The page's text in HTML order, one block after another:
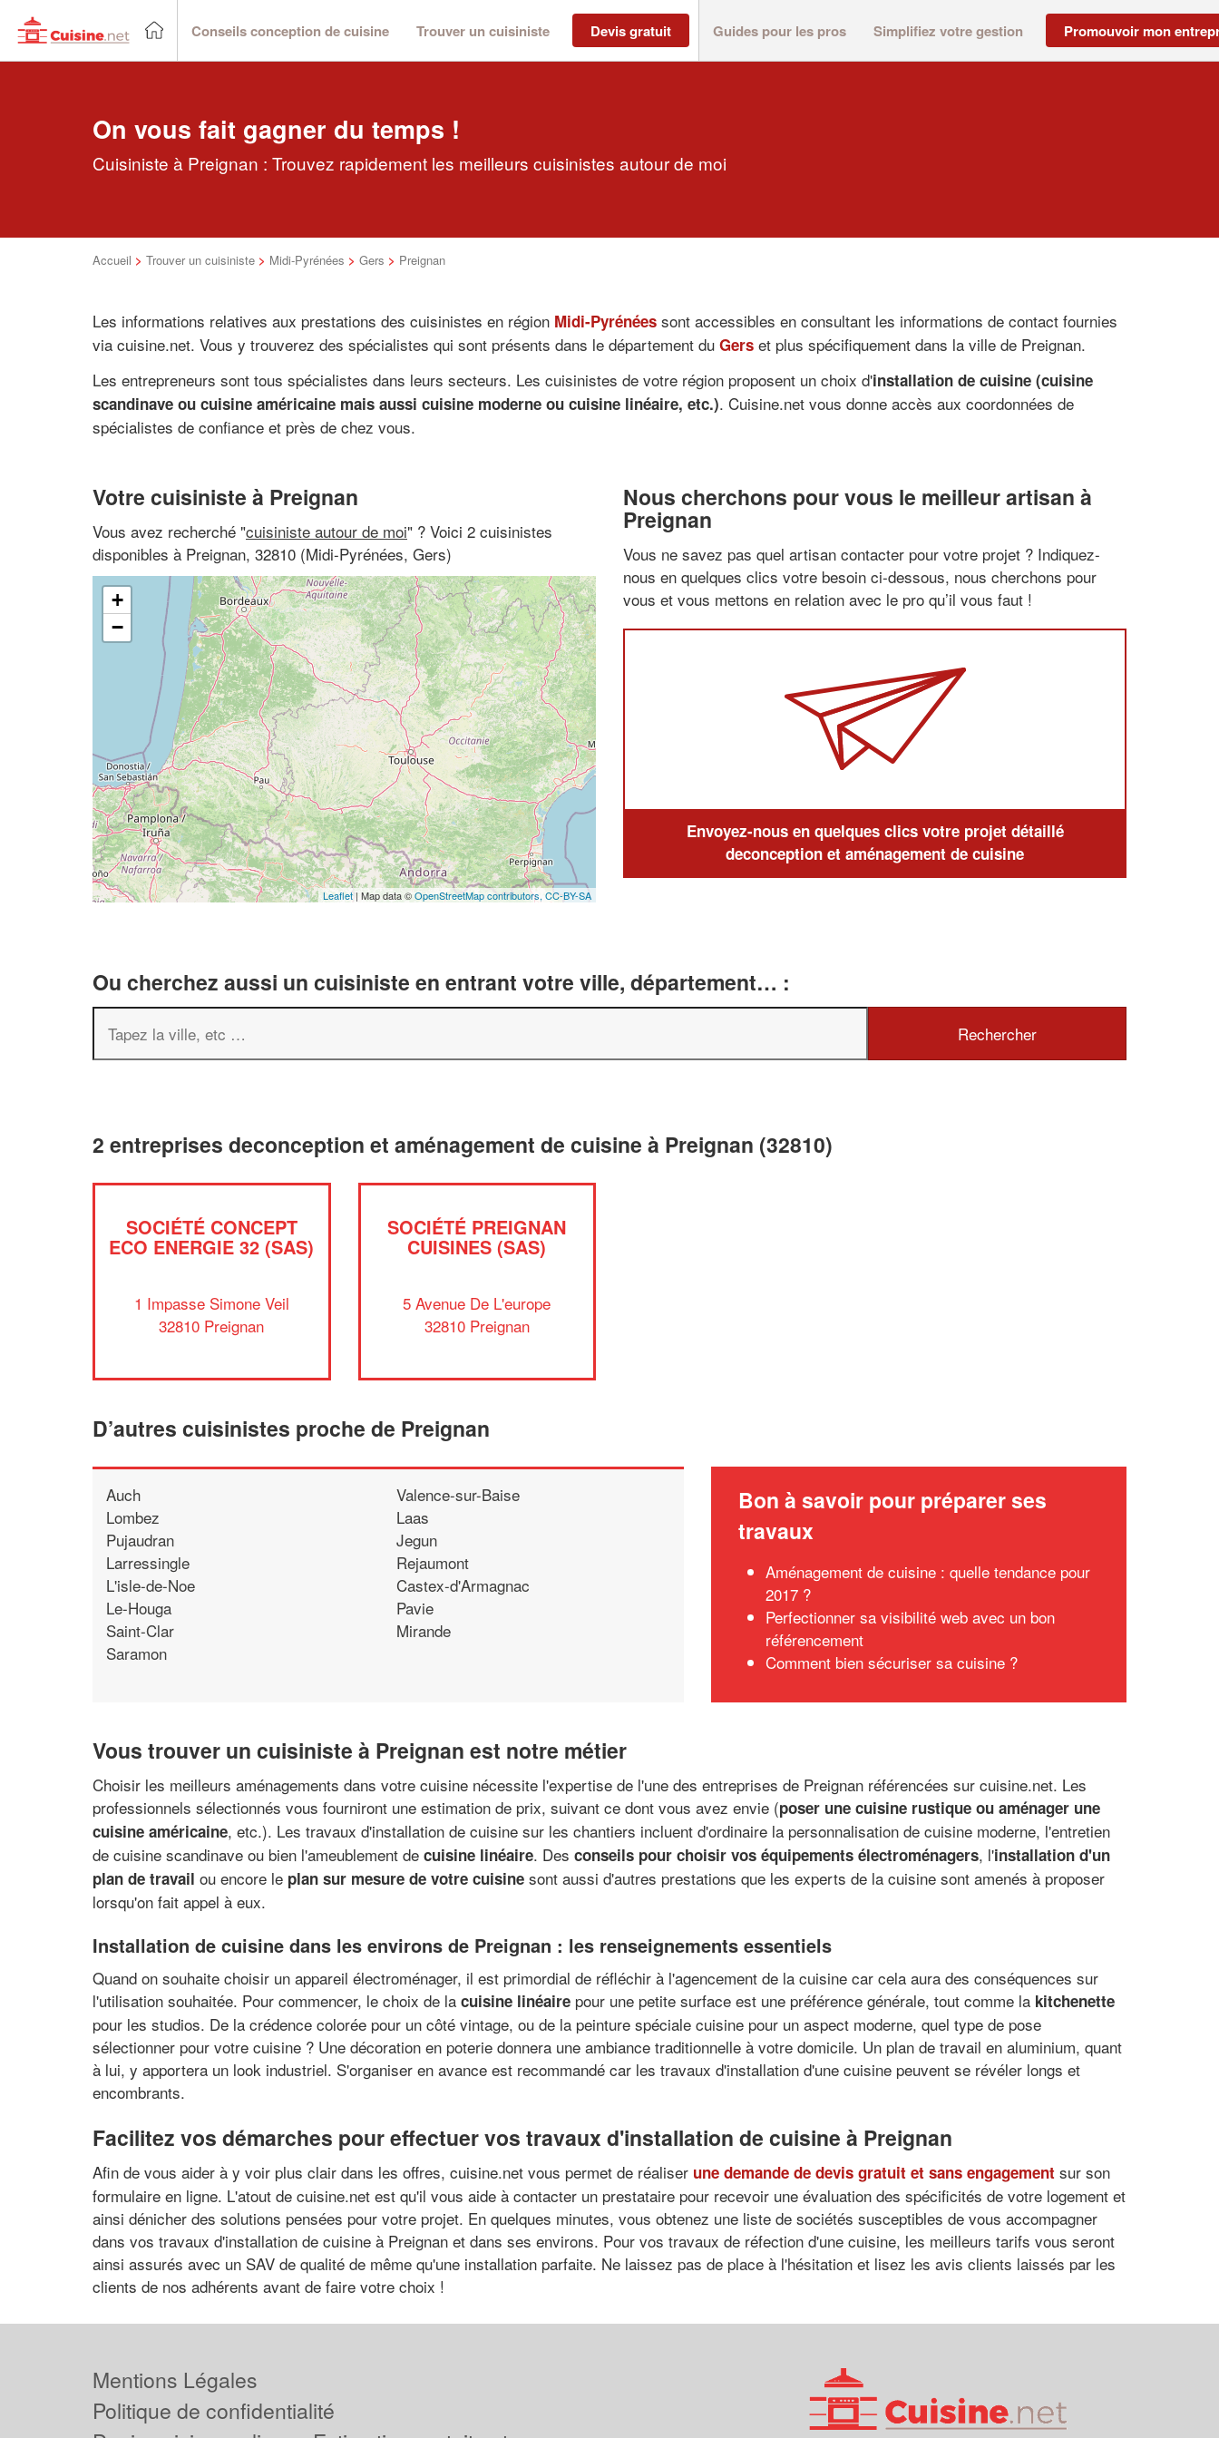
Conseils conception de cuisine Trouver un cuisiniste Devis gratuit Guides pour les pros Simplifiez votre gestion Promouvoir mon
On vous fait gagner du temps !
Cuisiniste à Preignan : Trouvez rapidement les meilleurs cuisinistes autour de moi
Accueil > Trouver un cuisiniste > Midi-Pyrénées > Gers > Preignan
Les informations relatives aux prestations des cuisinistes en région Midi-Pyrénées sont accessibles en consultant les informations de contact fournies
via cuisine.net. Vous y trouverez des spécialistes qui sont présents dans le département du Gers et plus spécifiquement dans la ville de Preignan.
Les entrepreneurs sont tous spécialistes dans leurs secteurs. Les cuisinistes de votre région proposent un choix d'installation de cuisine (cuisine
scandinave ou cuisine américaine mais aussi cuisine moderne ou cuisine linéaire, etc.). Cuisine.net vous donne accès aux coordonnées de
spécialistes de confiance et près de chez vous.
Votre cuisiniste à Preignan
Vous avez recherché "cuisiniste autour de moi" ? Voici 2 cuisinistes
disponibles à Preignan, 32810 (Midi-Pyrénées, Gers)
+
−
Leaflet| Map data ©OpenStreetMap contributors, CC-BY-SA
Nous cherchons pour vous le meilleur artisan à
Preignan
Vous ne savez pas quel artisan contacter pour votre projet ? Indiquez-
nous en quelques clics votre besoin ci-dessous, nous cherchons pour
vous et vous mettons en relation avec le pro qu’il vous faut !
Envoyez-nous en quelques clics votre projet détaillé
deconception et aménagement de cuisine
Ou cherchez aussi un cuisiniste en entrant votre ville, département… :
2 entreprises deconception et aménagement de cuisine à Preignan (32810)
SOCIÉTÉ CONCEPT
ECO ENERGIE 32 (SAS)
1 Impasse Simone Veil
32810 Preignan
SOCIÉTÉ PREIGNAN
CUISINES (SAS)
5 Avenue De L'europe
32810 Preignan
D’autres cuisinistes proche de Preignan
Auch
Lombez
Pujaudran
Larressingle
L'isle-de-Noe
Le-Houga
Saint-Clar
Saramon
Valence-sur-Baise
Laas
Jegun
Rejaumont
Castex-d'Armagnac
Pavie
Mirande
Bon à savoir pour préparer ses
travaux
Aménagement de cuisine : quelle tendance pour
2017 ?
Perfectionner sa visibilité web avec un bon
référencement
Comment bien sécuriser sa cuisine ?
Vous trouver un cuisiniste à Preignan est notre métier
Choisir les meilleurs aménagements dans votre cuisine nécessite l'expertise de l'une des entreprises de Preignan référencées sur cuisine.net. Les
professionnels sélectionnés vous fourniront une estimation de prix, suivant ce dont vous avez envie (poser une cuisine rustique ou aménager une
cuisine américaine, etc.). Les travaux d'installation de cuisine sur les chantiers incluent d'ordinaire la personnalisation de cuisine moderne, l'entretien
de cuisine scandinave ou bien l'ameublement de cuisine linéaire. Des conseils pour choisir vos équipements électroménagers, l'installation d'un
plan de travail ou encore le plan sur mesure de votre cuisine sont aussi d'autres prestations que les experts de la cuisine sont amenés à proposer
lorsqu'on fait appel à eux.
Installation de cuisine dans les environs de Preignan : les renseignements essentiels
Quand on souhaite choisir un appareil électroménager, il est primordial de réfléchir à l'agencement de la cuisine car cela aura des conséquences sur
l'utilisation souhaitée. Pour commencer, le choix de la cuisine linéaire pour une petite surface est une préférence générale, tout comme la kitchenette
pour les studios. De la crédence colorée pour un côté vintage, ou de la peinture spéciale cuisine pour un aspect moderne, quel type de pose
sélectionner pour votre cuisine ? Une décoration en poterie donnera une ambiance traditionnelle à votre domicile. Un plan de travail en aluminium, quant
à lui, y apportera un look industriel. S'organiser en avance est recommandé car les travaux d'installation d'une cuisine peuvent se révéler longs et
encombrants.
Facilitez vos démarches pour effectuer vos travaux d'installation de cuisine à Preignan
Afin de vous aider à y voir plus clair dans les offres, cuisine.net vous permet de réaliser une demande de devis gratuit et sans engagement sur son
formulaire en ligne. L'atout de cuisine.net est qu'il vous aide à contacter un prestataire pour recevoir une évaluation des spécificités de votre logement et
ainsi dénicher des solutions pensées pour votre projet. En quelques minutes, vous obtenez une liste de sociétés susceptibles de vous accompagner
dans vos travaux d'installation de cuisine à Preignan et dans ses environs. Pour vos travaux de réfection d'une cuisine, les meilleurs tarifs vous seront
ainsi assurés avec un SAV de qualité de même qu'une installation parfaite. Ne laissez pas de place à l'hésitation et lisez les avis clients laissés par les
clients de nos adhérents avant de faire votre choix !
Mentions Légales
Politique de confidentialité